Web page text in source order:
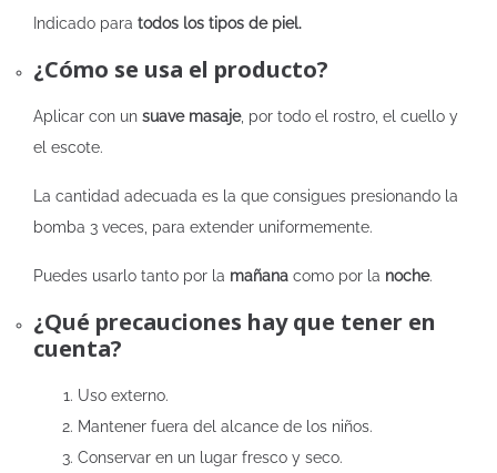
Indicado para todos los tipos de piel.
¿Cómo se usa el producto?
Aplicar con un suave masaje, por todo el rostro, el cuello y
el escote.
La cantidad adecuada es la que consigues presionando la
bomba 3 veces, para extender uniformemente.
Puedes usarlo tanto por la mañana como por la noche.
¿Qué precauciones hay que tener en
cuenta?
Uso externo.
Mantener fuera del alcance de los niños.
Conservar en un lugar fresco y seco.